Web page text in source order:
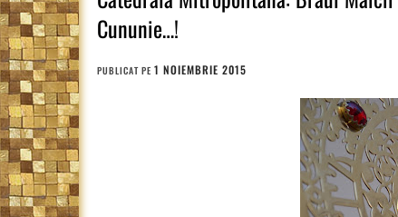
Cununie…!
PUBLICAT PE 1 NOIEMBRIE 2015